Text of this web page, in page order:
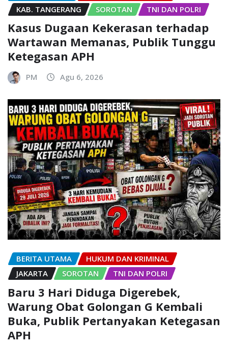
KAB. TANGERANG
SOROTAN TNI DAN POLRI
Kasus Dugaan Kekerasan terhadap
Wartawan Memanas, Publik Tunggu
Ketegasan APH
PM Agu 6, 2026
BERITA UTAMA
HUKUM DAN KRIMINAL
JAKARTA
SOROTAN TNI DAN POLRI
Baru 3 Hari Diduga Digerebek,
Warung Obat Golongan G Kembali
Buka, Publik Pertanyakan Ketegasan
APH